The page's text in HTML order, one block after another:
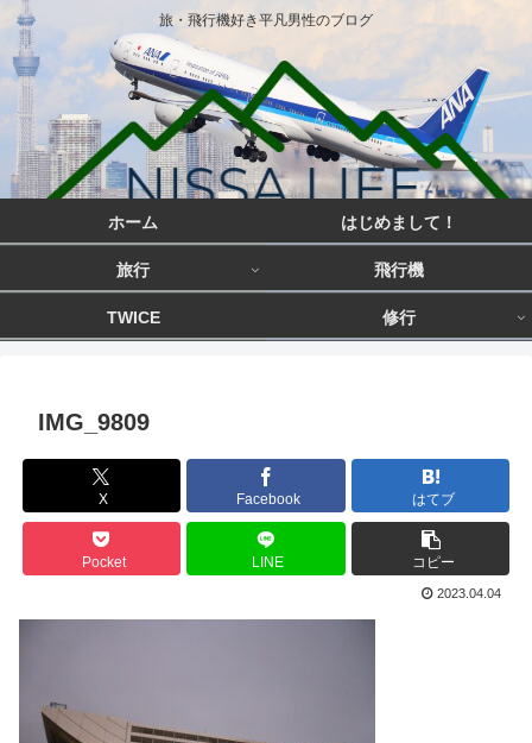
旅・飛行機好き平凡男性のブログ
ホーム はじめまして！
旅行 飛行機
TWICE 修行
IMG_9809
X Facebook はてブ
Pocket LINE コピー
2023.04.04